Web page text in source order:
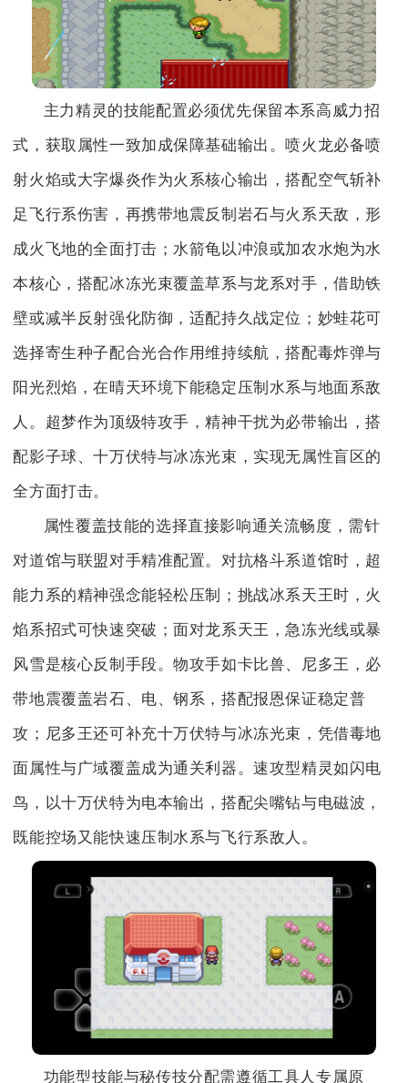
主力精灵的技能配置必须优先保留本系高威力招
式，获取属性一致加成保障基础输出。喷火龙必备喷
射火焰或大字爆炎作为火系核心输出，搭配空气斩补
足飞行系伤害，再携带地震反制岩石与火系天敌，形
成火飞地的全面打击；水箭龟以冲浪或加农水炮为水
本核心，搭配冰冻光束覆盖草系与龙系对手，借助铁
壁或减半反射强化防御，适配持久战定位；妙蛙花可
选择寄生种子配合光合作用维持续航，搭配毒炸弹与
阳光烈焰，在晴天环境下能稳定压制水系与地面系敌
人。超梦作为顶级特攻手，精神干扰为必带输出，搭
配影子球、十万伏特与冰冻光束，实现无属性盲区的
全方面打击。
属性覆盖技能的选择直接影响通关流畅度，需针
对道馆与联盟对手精准配置。对抗格斗系道馆时，超
能力系的精神强念能轻松压制；挑战冰系天王时，火
焰系招式可快速突破；面对龙系天王，急冻光线或暴
风雪是核心反制手段。物攻手如卡比兽、尼多王，必
带地震覆盖岩石、电、钢系，搭配报恩保证稳定普
攻；尼多王还可补充十万伏特与冰冻光束，凭借毒地
面属性与广域覆盖成为通关利器。速攻型精灵如闪电
鸟，以十万伏特为电本输出，搭配尖嘴钻与电磁波，
既能控场又能快速压制水系与飞行系敌人。
功能型技能与秘传技分配需遵循工具人专属原